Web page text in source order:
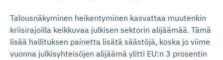
Talousnäkyminen heikentyminen kasvattaa muutenkin
kriisirajoilla keikkuvaa julkisen sektorin alijäämää. Tämä
lisää hallituksen painetta lisätä säästöjä, koska jo viime
vuonna julkisyhteisöjen alijäämä ylitti EU:n 3 prosentin